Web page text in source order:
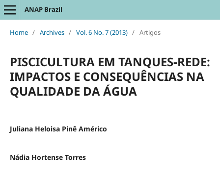
ANAP Brazil
Home / Archives / Vol. 6 No. 7 (2013) / Artigos
PISCICULTURA EM TANQUES-REDE:
IMPACTOS E CONSEQUÊNCIAS NA
QUALIDADE DA ÁGUA
Juliana Heloisa Pinê Américo
Nádia Hortense Torres